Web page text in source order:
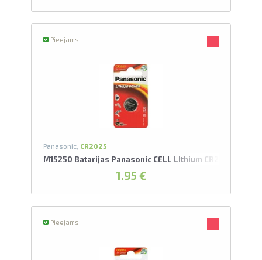
Pieejams
Panasonic, CR2025
M15250 Batarijas Panasonic CELL LIthium CR2025/1BP
1.95 €
Pieejams